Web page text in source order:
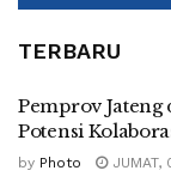
TERBARU
Pemprov Jateng
Potensi
by Photo JUMAT,